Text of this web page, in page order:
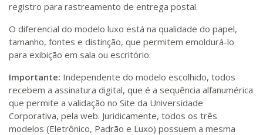
registro para rastreamento de entrega postal.
O diferencial do modelo luxo está na qualidade do papel,
tamanho, fontes e distinção, que permitem emoldurá-lo
para exibição em sala ou escritório.
Importante: Independente do modelo escolhido, todos
recebem a assinatura digital, que é a sequência alfanumérica
que permite a validação no Site da Universidade
Corporativa, pela web. Juridicamente, todos os três
modelos (Eletrônico, Padrão e Luxo) possuem a mesma